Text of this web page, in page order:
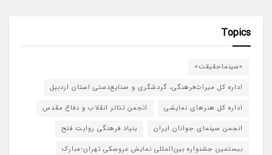
Topics
«سینماحقیقت»
اداره کل میراث‌فرهنگی، گردشگری و صنایع‌دستی استان اردبیل
اداره کل هنرهای نمایشی
انجمن تئاتر انقلاب و دفاع مقدس
انجمن سینمای جوانان ایران
بنیاد فرهنگی روایت فتح
بیستمین جشنواره بین‌المللی نمایش عروسکی تهران-مبارک